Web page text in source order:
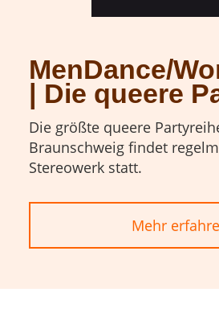
MenDance/
| Die queere
Die größte queere
Braunschweig findet
Stereowerk statt.
Mehr